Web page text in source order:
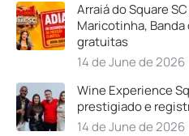
Arraiá do Square
Maricotinha,
gratuitas
14 de June de 2026
Wine Experience
prestigiado e
14 de June de 2026